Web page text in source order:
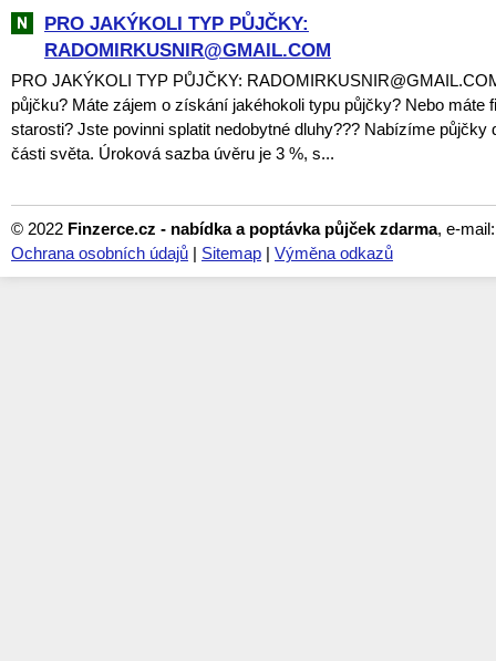
PRO JAKÝKOLI TYP PŮJČKY:
RADOMIRKUSNIR@GMAIL.COM
PRO JAKÝKOLI TYP PŮJČKY:
půjčku? Máte zájem o získání jakéhokoli typu půjčky? Nebo máte
starosti? Jste povinni splatit nedobytné dluhy??? Nabízíme půjčky
části světa. Úroková sazba úvěru je 3 %, s...
© 2022 Finzerce.cz - nabídka a poptávka půjček zdarma, e-
Ochrana osobních údajů | Sitemap | Výměna odkazů